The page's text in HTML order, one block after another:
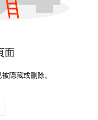
面
隱藏或刪除。